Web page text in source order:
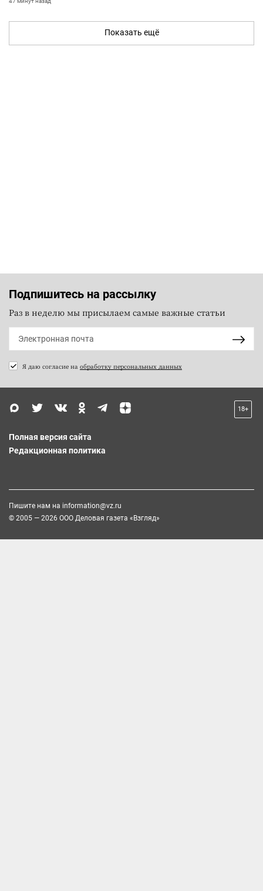
Показать ещё
Подпишитесь на рассылку
Раз в неделю мы присылаем самые важные статьи
Я даю согласие на обработку персональных данных
18+
Полная версия сайта
Редакционная политика
Пишите нам на information@vz.ru
© 2005 — 2026 ООО Деловая газета «Взгляд»